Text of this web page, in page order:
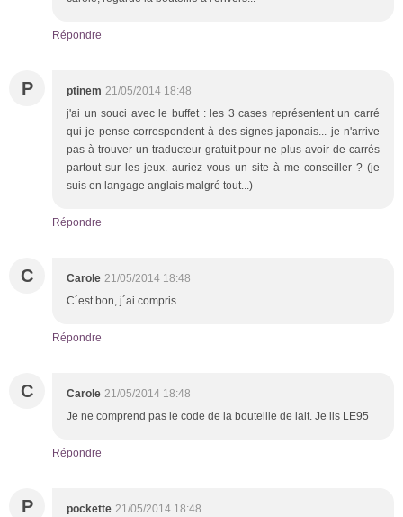
Répondre
P ptinem 21/05/2014 18:48
j'ai un souci avec le buffet : les 3 cases représentent un carré
qui je pense correspondent à des signes japonais... je n'arrive
pas à trouver un traducteur gratuit pour ne plus avoir de carrés
partout sur les jeux. auriez vous un site à me conseiller ? (je
suis en langage anglais malgré tout...)
Répondre
C Carole 21/05/2014 18:48
C´est bon, j´ai compris...
Répondre
C Carole 21/05/2014 18:48
Je ne comprend pas le code de la bouteille de lait. Je lis LE95
Répondre
P pockette 21/05/2014 18:48